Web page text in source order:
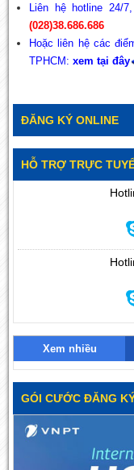
Liên hệ hotline 24/
(028)38.686.686
Hoặc liên hệ các
TPHCM: xemtại đây
ĐĂNG KÝ ONLINE
HỖ TRỢ TRỰC
Xem nhiều
GÓI CƯỚC ĐĂNG